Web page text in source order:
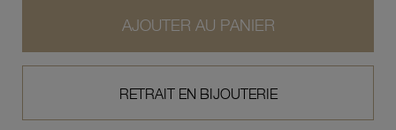
AJOUTER AU PANIER
RETRAIT EN BIJOUTERIE